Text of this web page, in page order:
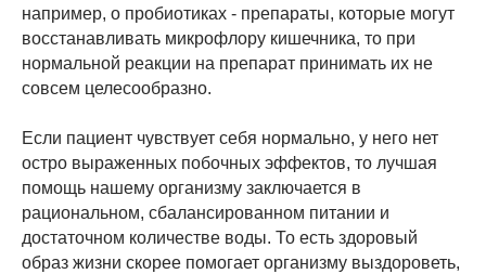
например, о пробиотиках - препараты, которые могут
восстанавливать микрофлору кишечника, то при
нормальной реакции на препарат принимать их не
совсем целесообразно.
Если пациент чувствует себя нормально, у него нет
остро выраженных побочных эффектов, то лучшая
помощь нашему организму заключается в
рациональном, сбалансированном питании и
достаточном количестве воды. То есть здоровый
образ жизни скорее помогает организму выздороветь,